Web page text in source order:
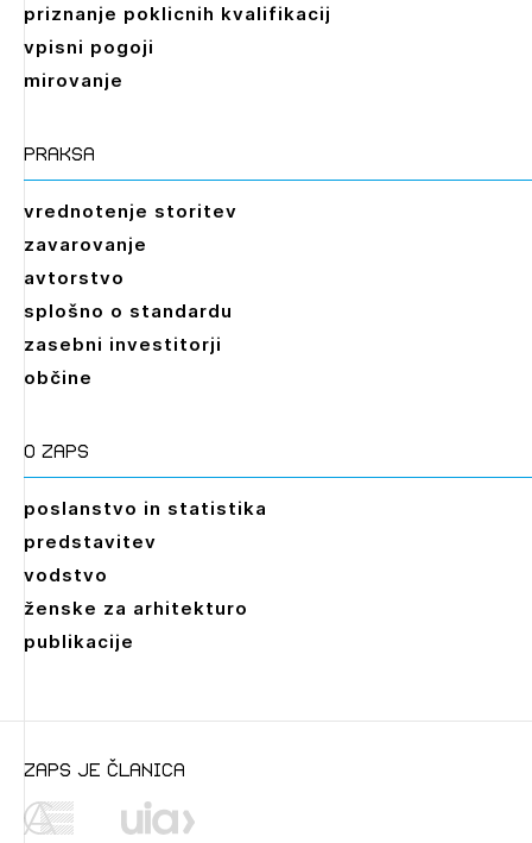
priznanje poklicnih kvalifikacij
vpisni pogoji
mirovanje
praksa
vrednotenje storitev
zavarovanje
avtorstvo
splošno o standardu
zasebni investitorji
občine
O zaps
poslanstvo in statistika
predstavitev
vodstvo
ženske za arhitekturo
publikacije
zaps je članica